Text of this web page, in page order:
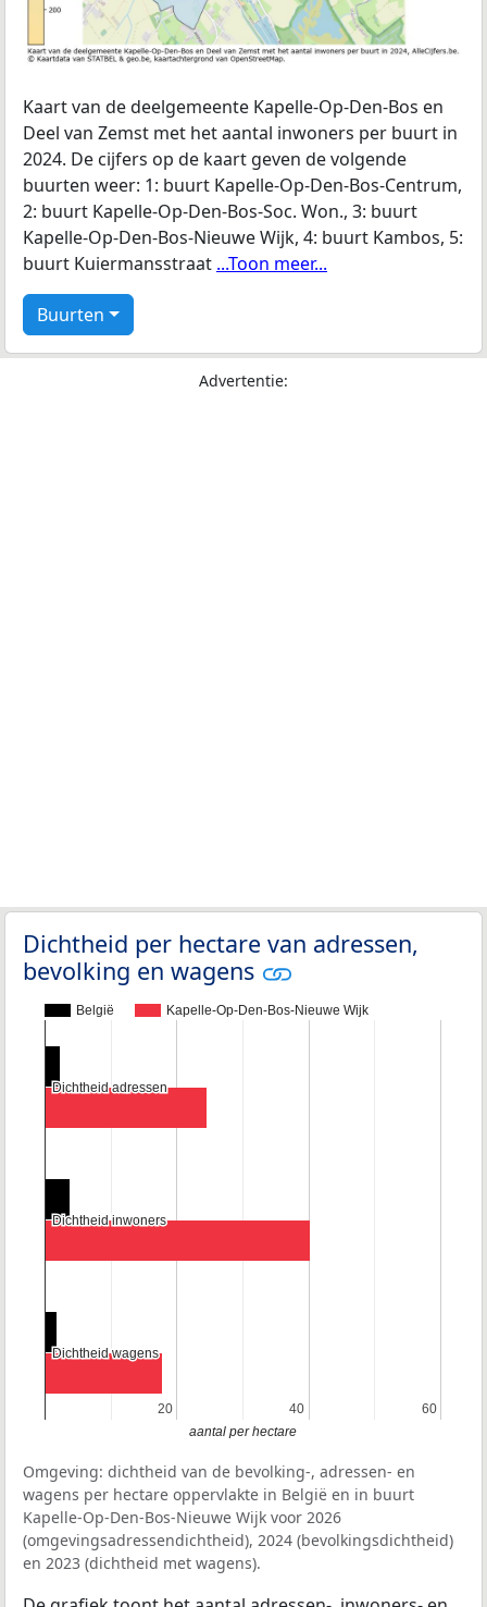
Kaart van de deelgemeente Kapelle-Op-Den-Bos en
Deel van Zemst met het aantal inwoners per buurt in
2024. De cijfers op de kaart geven de volgende
buurten weer: 1: buurt Kapelle-Op-Den-Bos-Centrum,
2: buurt Kapelle-Op-Den-Bos-Soc. Won., 3: buurt
Kapelle-Op-Den-Bos-Nieuwe Wijk, 4: buurt Kambos, 5:
buurt Kuiermansstraat ...Toon meer...
Buurten
Advertentie:
Dichtheid per hectare van adressen,
bevolking en wagens
België Kapelle-Op-Den-Bos-Nieuwe Wijk
20
20 40
40 60
60
Dichtheid adressen
Dichtheid adressen
Dichtheid inwoners
Dichtheid inwoners
Dichtheid wagens
Dichtheid wagens
aantal per hectare
Omgeving: dichtheid van de bevolking-, adressen- en
wagens per hectare oppervlakte in België en in buurt
Kapelle-Op-Den-Bos-Nieuwe Wijk voor 2026
(omgevingsadressendichtheid), 2024 (bevolkingsdichtheid)
en 2023 (dichtheid met wagens).